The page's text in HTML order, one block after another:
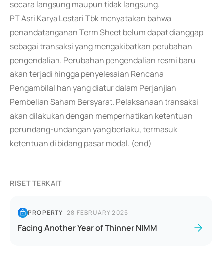
secara langsung maupun tidak langsung.
PT Asri Karya Lestari Tbk menyatakan bahwa
penandatanganan Term Sheet belum dapat dianggap
sebagai transaksi yang mengakibatkan perubahan
pengendalian. Perubahan pengendalian resmi baru
akan terjadi hingga penyelesaian Rencana
Pengambilalihan yang diatur dalam Perjanjian
Pembelian Saham Bersyarat. Pelaksanaan transaksi
akan dilakukan dengan memperhatikan ketentuan
perundang-undangan yang berlaku, termasuk
ketentuan di bidang pasar modal. (end)
RISET TERKAIT
PROPERTY|28 FEBRUARY 2025
Facing Another Year of Thinner NIMM